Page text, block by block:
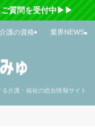
ご質問を受付中▶▶
介護・福祉の総合情報サイト
介護の資格 業界NEWS